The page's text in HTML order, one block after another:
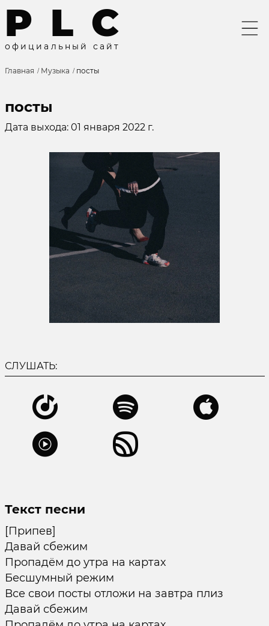
P L C
оф и ц и а л ь н ы й са й т
Главная Музыка посты
посты
Дата выхода: 01 января 2022 г.
СЛУШАТЬ:
Текст песни
[Припев]
Давай сбежим
Пропадём до утра на картах
Бесшумный режим
Все свои посты отложи на завтра плиз
Давай сбежим